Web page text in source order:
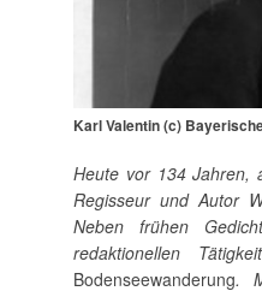
Karl Valentin (c)
Heute vor 134 Jahren,
Regisseur und Autor
Neben frühen
redaktionellen
Bodenseewanderung.